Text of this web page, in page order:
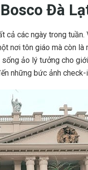
Đà
các ngày trong tuần.
nơi tôn giáo mà còn
ảo lý tưởng cho
những bức ảnh check-